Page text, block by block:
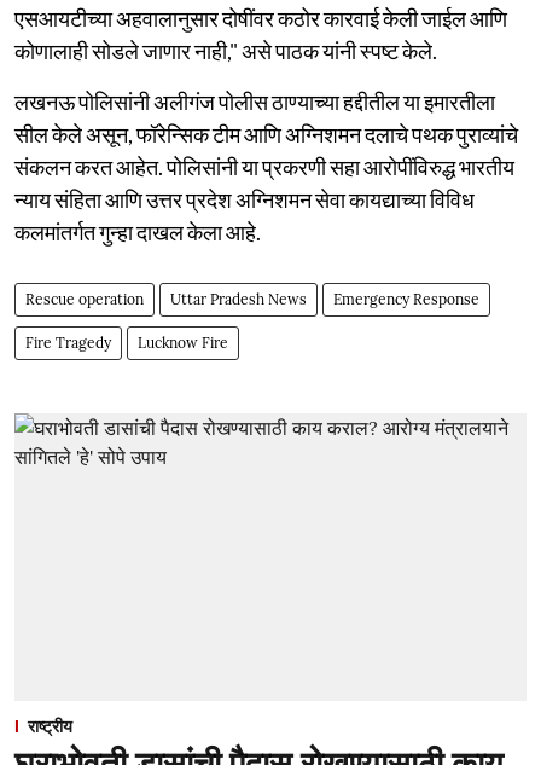
एसआयटीच्या अहवालानुसार दोषींवर कठोर कारवाई केली जाईल आणि
कोणालाही सोडले जाणार नाही," असे पाठक यांनी स्पष्ट केले.
लखनऊ पोलिसांनी अलीगंज पोलीस ठाण्याच्या हद्दीतील या इमारतीला
सील केले असून, फॉरेन्सिक टीम आणि अग्निशमन दलाचे पथक पुराव्यांचे
संकलन करत आहेत. पोलिसांनी या प्रकरणी सहा आरोपींविरुद्ध भारतीय
न्याय संहिता आणि उत्तर प्रदेश अग्निशमन सेवा कायद्याच्या विविध
कलमांतर्गत गुन्हा दाखल केला आहे.
Rescue operation Uttar Pradesh News Emergency Response
Fire Tragedy Lucknow Fire
राष्ट्रीय